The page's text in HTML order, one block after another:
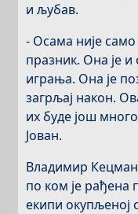
и љубав.
- Осама није само
празник. Она је
играња. Она је
загрљај након.
их буде још
Јован.
Владимир
по ком је рађена
екипи окупљеној